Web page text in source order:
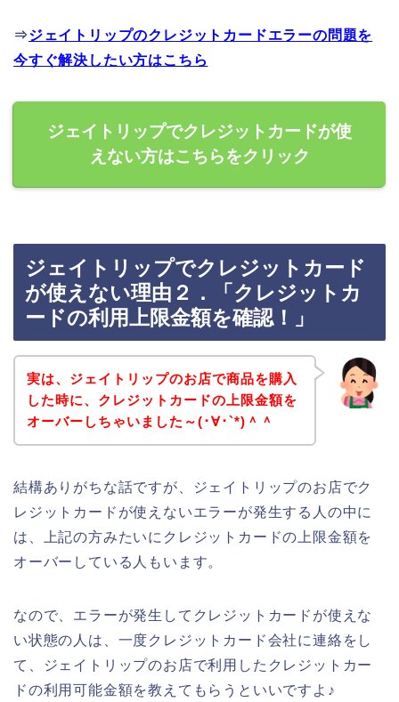
⇒ジェイトリップのクレジットカードエラーの問題を
今すぐ解決したい方はこちら
ジェイトリップでクレジットカードが使
えない方はこちらをクリック
ジェイトリップでクレジットカード
が使えない理由２．「クレジットカ
ードの利用上限金額を確認！」
実は、ジェイトリップのお店で商品を購入
した時に、クレジットカードの上限金額を
オーバーしちゃいました～(･∀･`*)＾＾
結構ありがちな話ですが、ジェイトリップのお店でク
レジットカードが使えないエラーが発生する人の中に
は、上記の方みたいにクレジットカードの上限金額を
オーバーしている人もいます。
なので、エラーが発生してクレジットカードが使えな
い状態の人は、一度クレジットカード会社に連絡をし
て、ジェイトリップのお店で利用したクレジットカー
ドの利用可能金額を教えてもらうといいですよ♪